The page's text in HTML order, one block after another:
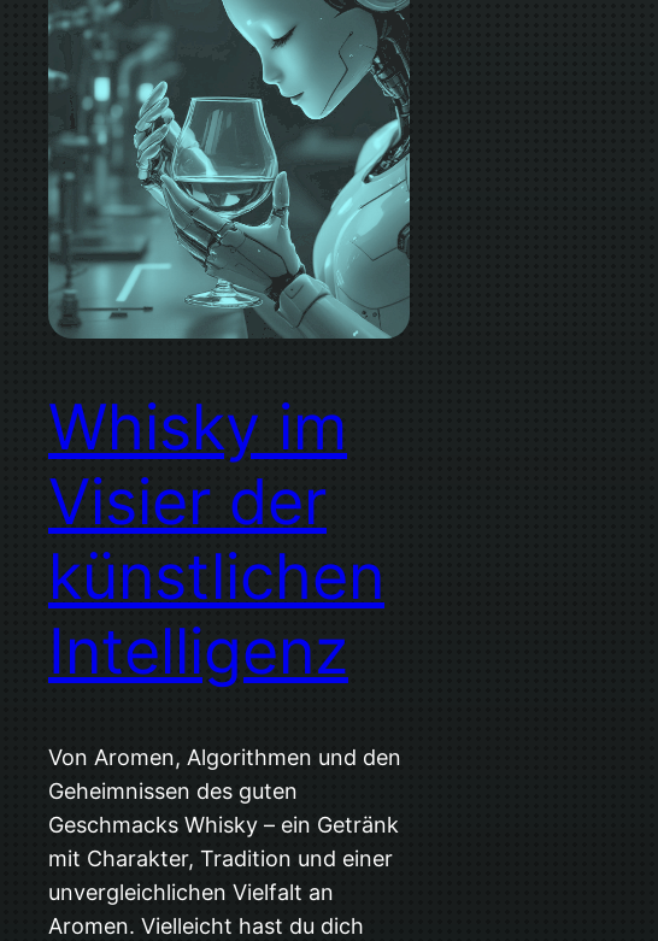
Whisky im
Visier der
künstlichen
Intelligenz
Von Aromen, Algorithmen und den
Geheimnissen des guten
Geschmacks Whisky – ein Getränk
mit Charakter, Tradition und einer
unvergleichlichen Vielfalt an
Aromen. Vielleicht hast du dich